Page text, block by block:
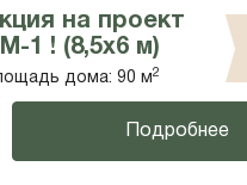
на проект
1 ! (8,5х6 м)
дома: 90 м2
Подробнее